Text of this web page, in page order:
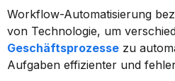
Workflow-Automatisierung
Geschäftsprozesse zu
Aufgaben effizienter und